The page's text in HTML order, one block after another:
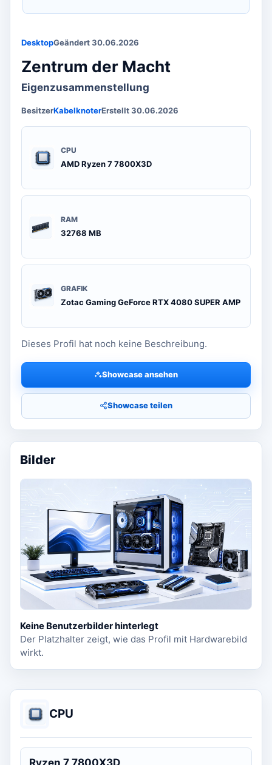
DesktopGeändert 30.06.2026
Zentrum der Macht
Eigenzusammenstellung
BesitzerKabelknoterErstellt 30.06.2026
CPU
AMD Ryzen 7 7800X3D
RAM
32768 MB
GRAFIK
Zotac Gaming GeForce RTX 4080 SUPER AMP
Dieses Profil hat noch keine Beschreibung.
Showcase ansehen
Showcase teilen
Bilder
Keine Benutzerbilder hinterlegt
Der Platzhalter zeigt, wie das Profil mit Hardwarebild
wirkt.
CPU
Ryzen 7 7800X3D